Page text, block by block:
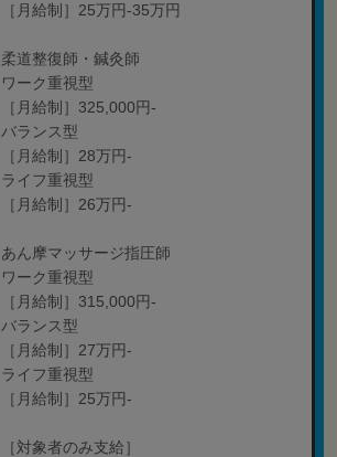
［月給制］25万円-35万円
柔道整復師・鍼灸師
ワーク重視型
［月給制］325,000円-
バランス型
［月給制］28万円-
ライフ重視型
［月給制］26万円-
あん摩マッサージ指圧師
ワーク重視型
［月給制］315,000円-
バランス型
［月給制］27万円-
ライフ重視型
［月給制］25万円-
［対象者のみ支給］